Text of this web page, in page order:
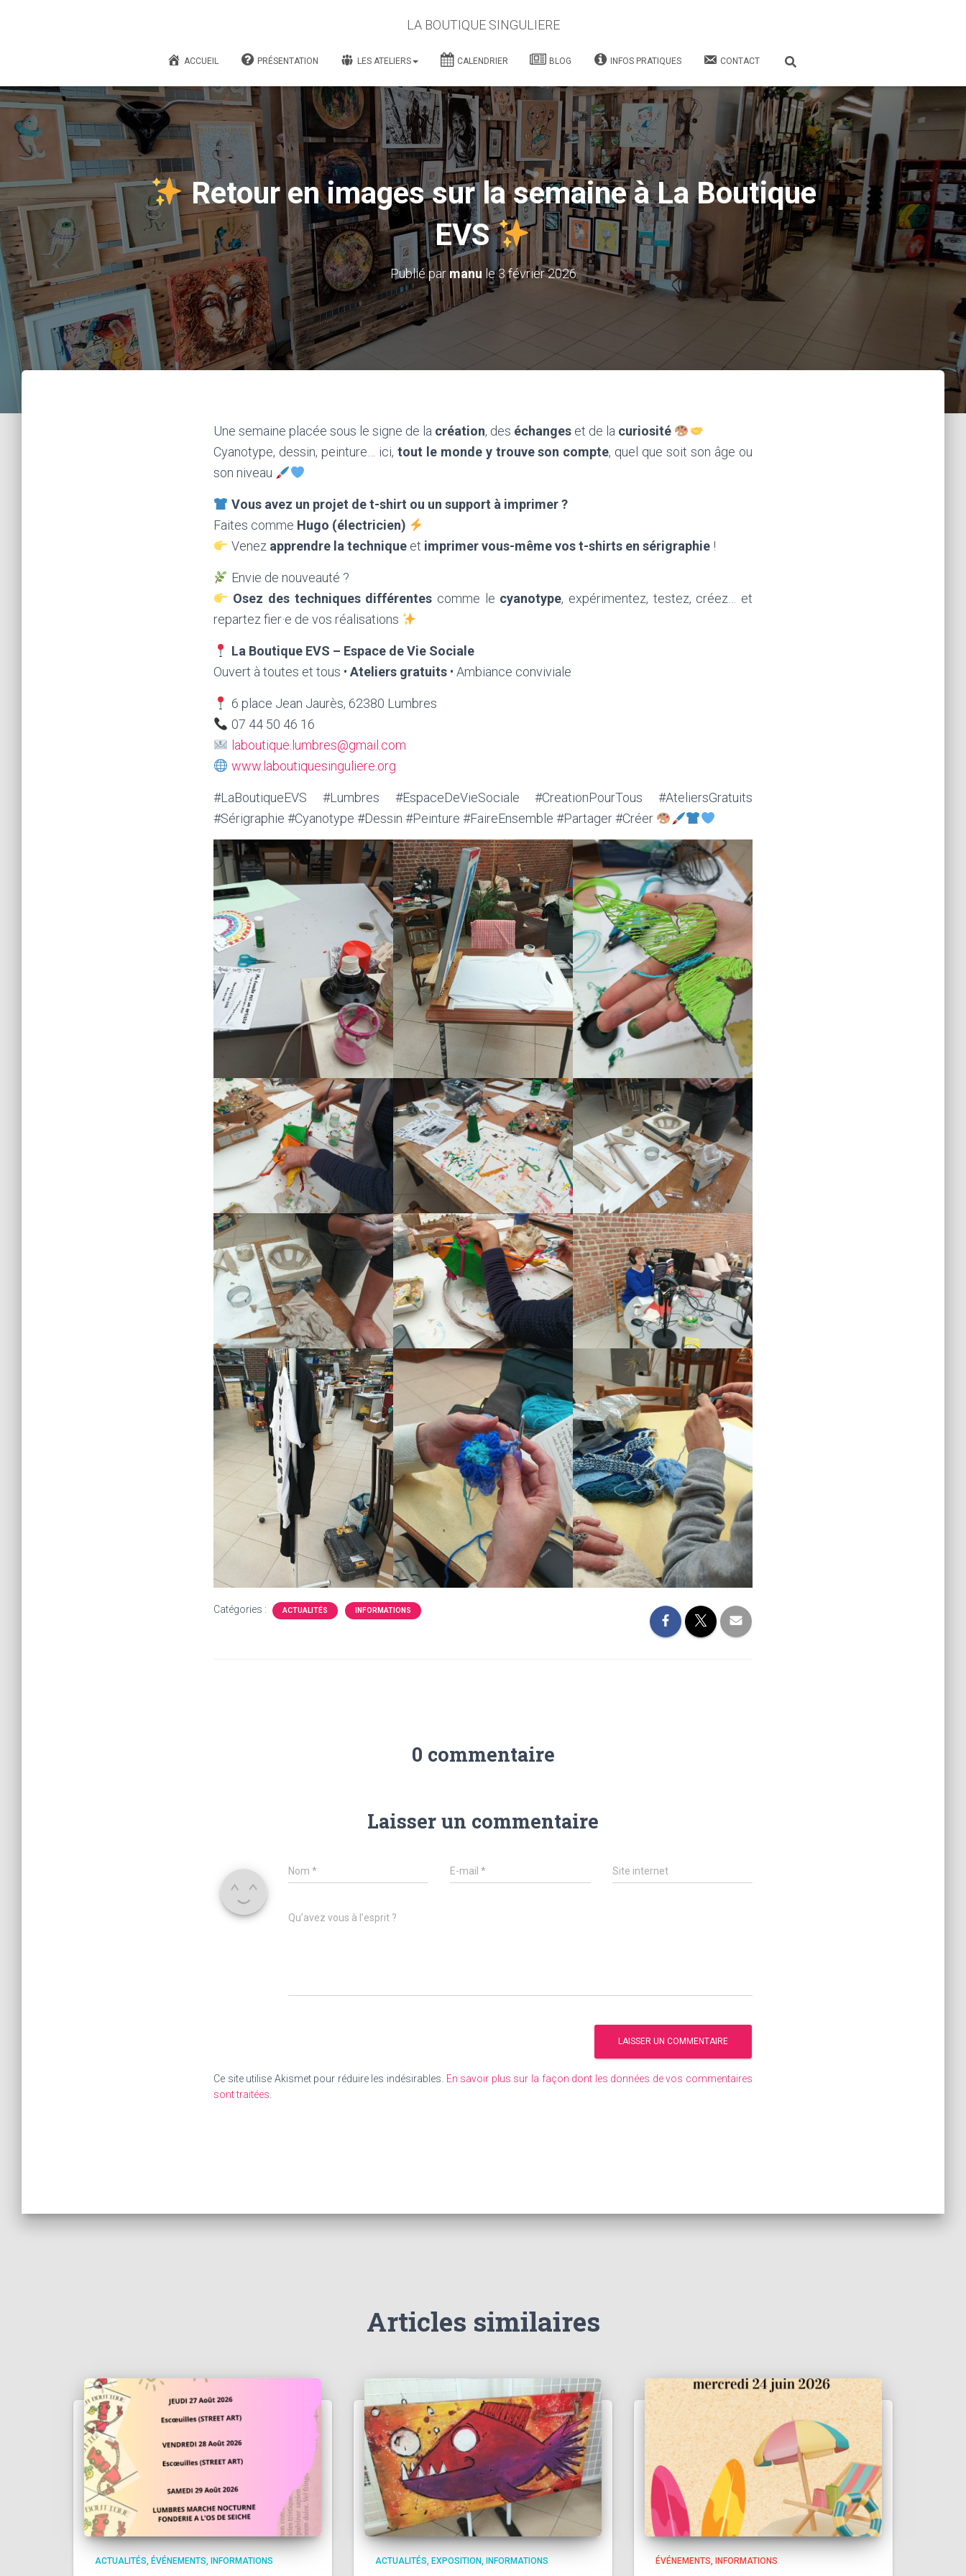
LA BOUTIQUE SINGULIERE
ACCUEIL PRÉSENTATION LES ATELIERS CALENDRIER BLOG INFOS PRATIQUES CONTACT
Retour en images sur la semaine à La Boutique
EVS
Publié parmanu le3 février 2026
Une semaine placée sous le signe de la création, des échanges et de la curiosité
Cyanotype, dessin, peinture… ici, tout le monde y trouve son compte, quel que soit son âge ou
son niveau
Vous avez un projet de t-shirt ou un support à imprimer ?
Faites comme Hugo (électricien)
Venez apprendre la techniqueet imprimer vous-même vos t-shirts en sérigraphie!
Envie de nouveauté ?
Osez des techniques différentes comme le cyanotype, expérimentez, testez, créez… et
repartez fier·e de vos réalisations
La Boutique EVS – Espace de Vie Sociale
Ouvert à toutes et tous • Ateliers gratuits • Ambiance conviviale
6 place Jean Jaurès, 62380 Lumbres
07 44 50 46 16
laboutique.lumbres@gmail.com
www.laboutiquesinguliere.org
#LaBoutiqueEVS #Lumbres #EspaceDeVieSociale #CreationPourTous #AteliersGratuits
#Sérigraphie #Cyanotype #Dessin #Peinture #FaireEnsemble #Partager #Créer
Catégories : ACTUALITÉS INFORMATIONS
0 commentaire
Laisser un commentaire
Nom * E-mail* Site internet
Qu’avez vous à l’esprit ?
Ce site utilise Akismet pour réduire les indésirables. En savoir plus sur la façon dont les données de vos commentaires
sont traitées
Articles similaires
ACTUALITÉS ÉVÉNEMENTS INFORMATIONS ACTUALITÉS EXPOSITION INFORMATIONS ÉVÉNEMENTS INFORMATIONS